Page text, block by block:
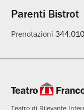
Parenti Bistrot
Prenotazioni
Teatro di Rilevante